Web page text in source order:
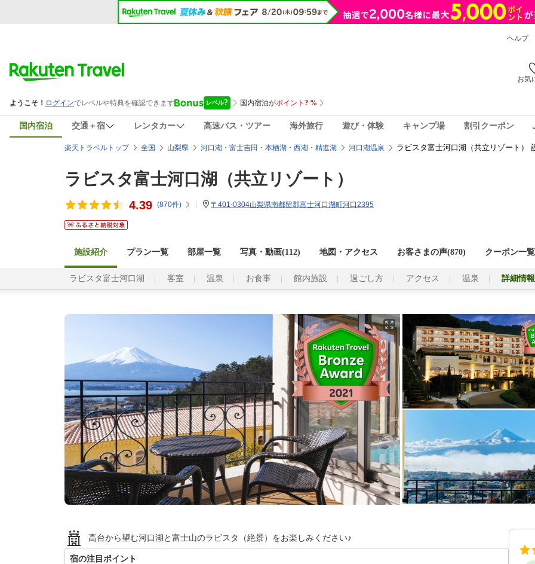
ヘルプ
お気
国内宿泊 交通＋宿 レンタカー 高速バス・ツアー 海外旅行 遊び・体験 キャンプ場 割引クーポン
楽天トラベルトップ 全国 山梨県 河口湖・富士吉田・本栖湖・西湖・精進湖 河口湖温泉 ラビスタ富士河口湖（共立リゾート）
ラビスタ富士河口湖（共立リゾート）
4.39 (870件) 〒401-0304山梨県南都留郡富士河口湖町河口2395
施設紹介 プラン一覧 部屋一覧 写真・動画(112) 地図・アクセス お客さまの声(870) クーポン一覧
ラビスタ富士河口湖 客室 温泉 お食事 館内施設 過ごし方 アクセス 温泉 詳細情報
高台から望む河口湖と富士山のラビスタ（絶景）をお楽しみください♪
宿の注目ポイント